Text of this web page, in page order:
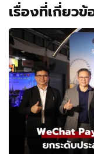
เรื่องที่เกี่ยวข้